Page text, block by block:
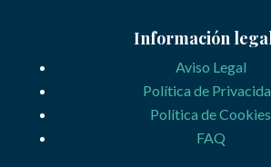
Información
Aviso Legal
Política de
Política de Cookies
FAQ